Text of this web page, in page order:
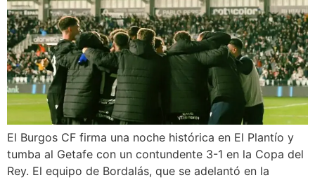
El Burgos CF firma una noche histórica en El Plantío y
tumba al Getafe con un contundente 3-1 en la Copa del
Rey. El equipo de Bordalás, que se adelantó en la